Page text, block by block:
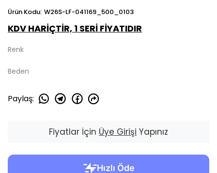
Ürün Kodu: W26S-LF-041169_500_0103
KDV HARİÇTİR, 1 SERİ FİYATIDIR
Renk
Beden
Paylaş:
Fiyatlar İçin Üye Girişi Yapınız